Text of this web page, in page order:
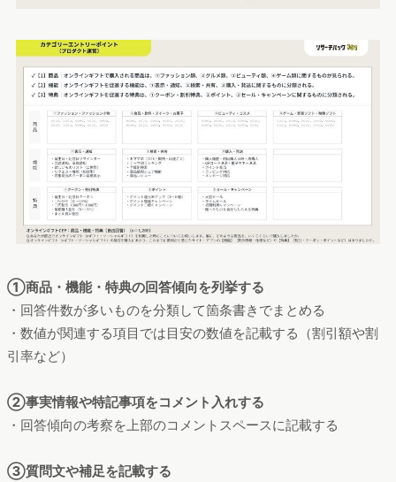
①商品・機能・特典の回答傾向を列挙する
・回答件数が多いものを分類して箇条書きでまとめる
・数値が関連する項目では目安の数値を記載する（割引額や割
引率など）
②事実情報や特記事項をコメント入れする
・回答傾向の考察を上部のコメントスペースに記載する
③質問文や補足を記載する